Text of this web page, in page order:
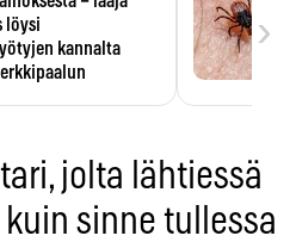
löysi
kannalta
›
jolta lähtiessä
sinne tullessa